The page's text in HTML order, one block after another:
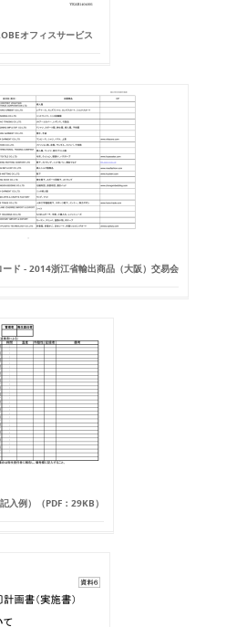
オフィスサービス
ド - 2014浙江省輸出商品（大阪）交易会
入例）（PDF：29KB）